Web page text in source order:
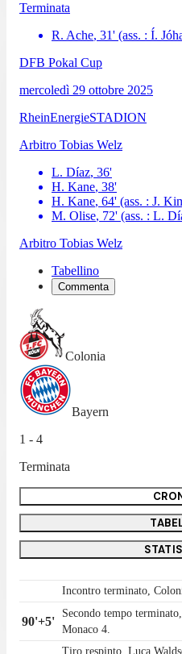
Terminata
R. Ache, 31' (ass. : Í.
DFB Pokal Cup
mercoledì 29 ottobre 2025
RheinEnergieSTADION
Arbitro Tobias Welz
L. Díaz, 36'
H. Kane, 38'
H. Kane, 64' (ass. : J.
M. Olise, 72' (ass. : L.
Arbitro Tobias Welz
Tabellino
Commenta
Colonia
Bayern
1 - 4
Terminata
Incontro terminato,
90'+5'
Secondo tempo
Monaco 4.
Tiro respinto. Luca